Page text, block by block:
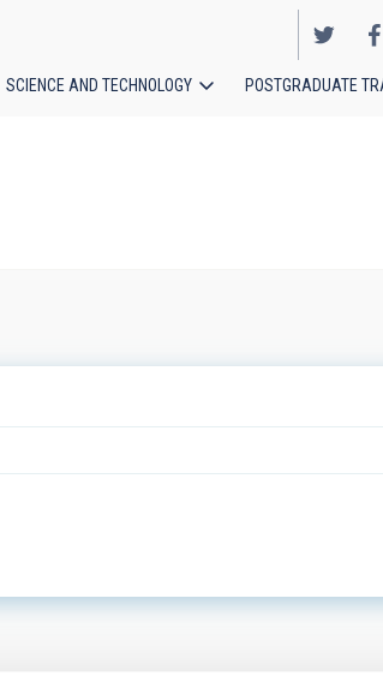
SCIENCE AND TECHNOLOGY POSTGRADUATE